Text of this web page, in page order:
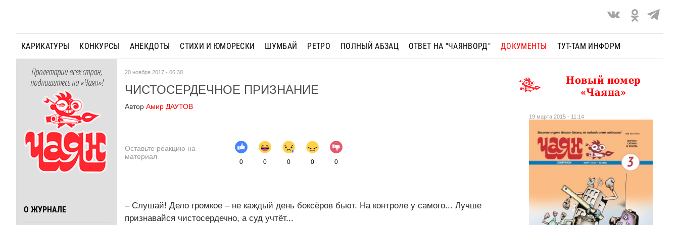
КАРИКАТУРЫ КОНКУРСЫ АНЕКДОТЫ СТИХИ И ЮМОРЕСКИ ШУМБАЙ РЕТРО ПОЛНЫЙ АБЗАЦ ОТВЕТ НА "ЧАЯНВОРД" ДОКУМЕНТЫ ТУТ-ТАМ ИНФОРМ
Пролетарии всех стран,
подпишитесь на «Чаян»!
О ЖУРНАЛЕ
20 ноября 2017 - 06:30
ЧИСТОСЕРДЕЧНОЕ ПРИЗНАНИЕ
Автор Амир ДАУТОВ
Оставьте реакцию на
материал
0 0 0 0 0
– Слушай! Дело громкое – не каждый день боксёров бьют. На контроле у самого... Лучше
признавайся чистосердечно, а суд учтёт...
Новый номер
«Чаяна»
19 марта 2015 - 11:14